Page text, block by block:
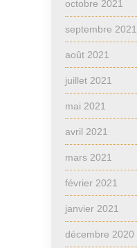
octobre 2021
septembre 2021
août 2021
juillet 2021
mai 2021
avril 2021
mars 2021
février 2021
janvier 2021
décembre 2020